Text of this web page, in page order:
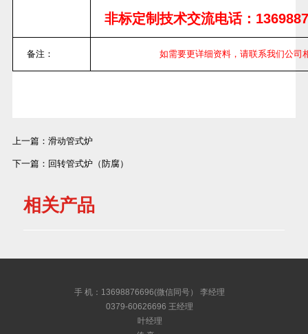
非标定制技术交流电话：
备注： 如需要更详细资料，请联系我们公司
上一篇： 滑动管式炉
下一篇： 回转管式炉（防腐）
相关产品
手 机：13698876696(微信同号） 李经理
0379-60626696 王经理
叶经理